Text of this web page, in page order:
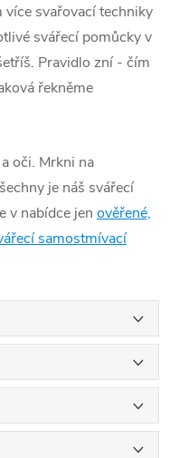
více svařovací techniky
svářecí pomůcky v
Pravidlo zní - čím
řekněme
oči. Mrkni na
je náš svářecí
v nabídce jen ověřené,
samostmívací